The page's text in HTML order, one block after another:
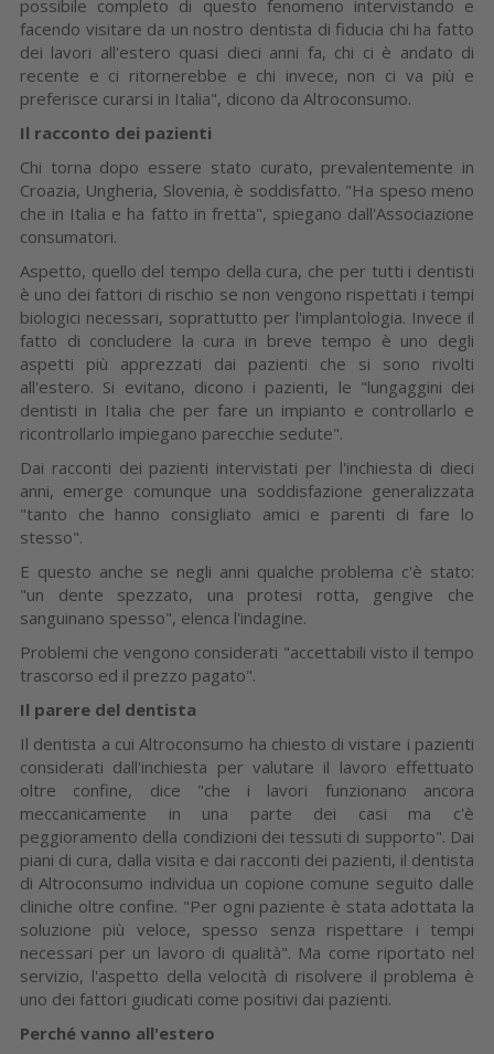
possibile completo di questo fenomeno intervistando e
facendo visitare da un nostro dentista di fiducia chi ha fatto
dei lavori all'estero quasi dieci anni fa, chi ci è andato di
recente e ci ritornerebbe e chi invece, non ci va più e
preferisce curarsi in Italia", dicono da Altroconsumo.
Il racconto dei pazienti
Chi torna dopo essere stato curato, prevalentemente in
Croazia, Ungheria, Slovenia, è soddisfatto. "Ha speso meno
che in Italia e ha fatto in fretta", spiegano dall'Associazione
consumatori.
Aspetto, quello del tempo della cura, che per tutti i dentisti
è uno dei fattori di rischio se non vengono rispettati i tempi
biologici necessari, soprattutto per l'implantologia. Invece il
fatto di concludere la cura in breve tempo è uno degli
aspetti più apprezzati dai pazienti che si sono rivolti
all'estero. Si evitano, dicono i pazienti, le "lungaggini dei
dentisti in Italia che per fare un impianto e controllarlo e
ricontrollarlo impiegano parecchie sedute".
Dai racconti dei pazienti intervistati per l'inchiesta di dieci
anni, emerge comunque una soddisfazione generalizzata
"tanto che hanno consigliato amici e parenti di fare lo
stesso".
E questo anche se negli anni qualche problema c'è stato:
"un dente spezzato, una protesi rotta, gengive che
sanguinano spesso", elenca l'indagine.
Problemi che vengono considerati "accettabili visto il tempo
trascorso ed il prezzo pagato".
Il parere del dentista
Il dentista a cui Altroconsumo ha chiesto di vistare i pazienti
considerati dall'inchiesta per valutare il lavoro effettuato
oltre confine, dice "che i lavori funzionano ancora
meccanicamente in una parte dei casi ma c'è
peggioramento della condizioni dei tessuti di supporto". Dai
piani di cura, dalla visita e dai racconti dei pazienti, il dentista
di Altroconsumo individua un copione comune seguito dalle
cliniche oltre confine. "Per ogni paziente è stata adottata la
soluzione più veloce, spesso senza rispettare i tempi
necessari per un lavoro di qualità". Ma come riportato nel
servizio, l'aspetto della velocità di risolvere il problema è
uno dei fattori giudicati come positivi dai pazienti.
Perché vanno all'estero